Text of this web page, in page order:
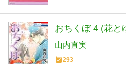
おちくぼ 4 (花と
山内直実
293